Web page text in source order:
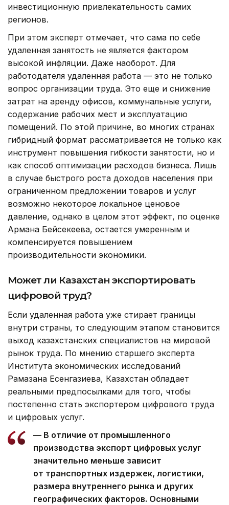
инвестиционную привлекательность самих
регионов.
При этом эксперт отмечает, что сама по себе
удаленная занятость не является фактором
высокой инфляции. Даже наоборот. Для
работодателя удаленная работа — это не только
вопрос организации труда. Это еще и снижение
затрат на аренду офисов, коммунальные услуги,
содержание рабочих мест и эксплуатацию
помещений. По этой причине, во многих странах
гибридный формат рассматривается не только как
инструмент повышения гибкости занятости, но и
как способ оптимизации расходов бизнеса. Лишь
в случае быстрого роста доходов населения при
ограниченном предложении товаров и услуг
возможно некоторое локальное ценовое
давление, однако в целом этот эффект, по оценке
Армана Бейсекеева, остается умеренным и
компенсируется повышением
производительности экономики.
Может ли Казахстан экспортировать
цифровой труд?
Если удаленная работа уже стирает границы
внутри страны, то следующим этапом становится
выход казахстанских специалистов на мировой
рынок труда. По мнению старшего эксперта
Института экономических исследований
Рамазана Есенгазиева, Казахстан обладает
реальными предпосылками для того, чтобы
постепенно стать экспортером цифрового труда
и цифровых услуг.
— В отличие от промышленного
производства экспорт цифровых услуг
значительно меньше зависит
от транспортных издержек, логистики,
размера внутреннего рынка и других
географических факторов. Основными